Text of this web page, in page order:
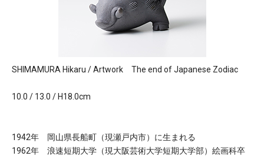
SHIMAMURA Hikaru / Artwork The end of Japanese Zodiac
10.0 / 13.0 / H18.0cm
1942年 岡山県長船町（現瀬戸内市）に生まれる
1962年 浪速短期大学（現大阪芸術大学短期大学部）絵画科卒